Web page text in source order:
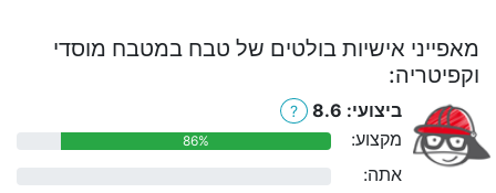
מאפייני אישיות בולטים של טבח במטבח מוסדי
וקפיטריה:
ביצועי: 8.6 ?
מקצוע: 86%
אתה: